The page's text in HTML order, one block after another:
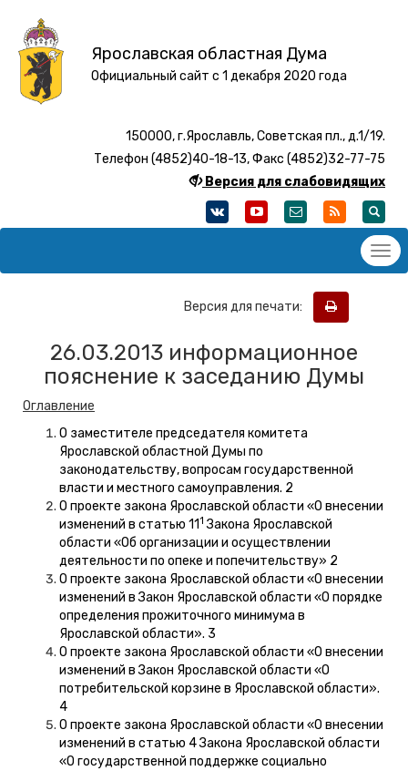
Ярославская областная Дума
Официальный сайт с 1 декабря 2020 года
150000, г.Ярославль, Советская пл., д.1/19.
Телефон (4852)40-18-13, Факс (4852)32-77-75
Версия для слабовидящих
Версия для печати:
26.03.2013 информационное
пояснение к заседанию Думы
Оглавление
О заместителе председателя комитета
Ярославской областной Думы по
законодательству, вопросам государственной
власти и местного самоуправления. 2
О проекте закона Ярославской области «О внесении
изменений в статью 111 Закона Ярославской
области «Об организации и осуществлении
деятельности по опеке и попечительству» 2
О проекте закона Ярославской области «О внесении
изменений в Закон Ярославской области «О порядке
определения прожиточного минимума в
Ярославской области». 3
О проекте закона Ярославской области «О внесении
изменений в Закон Ярославской области «О
потребительской корзине в Ярославской области».
4
О проекте закона Ярославской области «О внесении
изменений в статью 4 Закона Ярославской области
«О государственной поддержке социально